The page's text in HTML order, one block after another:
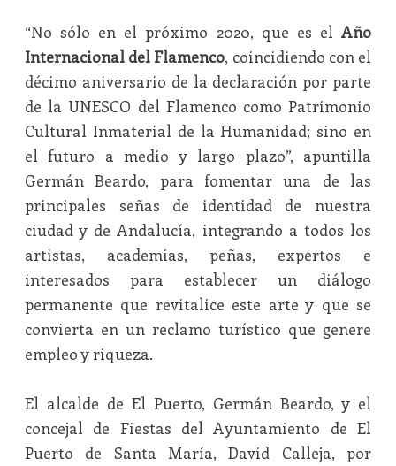
“No sólo en el próximo 2020, que es el Año
Internacional del Flamenco, coincidiendo con el
décimo aniversario de la declaración por parte
de la UNESCO del Flamenco como Patrimonio
Cultural Inmaterial de la Humanidad; sino en
el futuro a medio y largo plazo”, apuntilla
Germán Beardo, para fomentar una de las
principales señas de identidad de nuestra
ciudad y de Andalucía, integrando a todos los
artistas, academias, peñas, expertos e
interesados para establecer un diálogo
permanente que revitalice este arte y que se
convierta en un reclamo turístico que genere
empleo y riqueza.
El alcalde de El Puerto, Germán Beardo, y el
concejal de Fiestas del Ayuntamiento de El
Puerto de Santa María, David Calleja, por